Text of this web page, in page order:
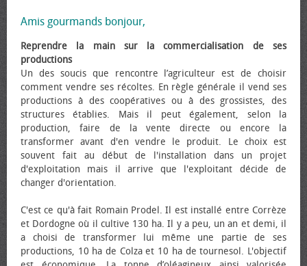
Amis gourmands bonjour,
Reprendre la main sur la commercialisation de ses
productions
Un des soucis que rencontre l’agriculteur est de choisir
comment vendre ses récoltes. En règle générale il vend ses
productions à des coopératives ou à des grossistes, des
structures établies. Mais il peut également, selon la
production, faire de la vente directe ou encore la
transformer avant d'en vendre le produit. Le choix est
souvent fait au début de l'installation dans un projet
d'exploitation mais il arrive que l'exploitant décide de
changer d'orientation.
C'est ce qu'à fait Romain Prodel. Il est installé entre Corrèze
et Dordogne où il cultive 130 ha. Il y a peu, un an et demi, il
a choisi de transformer lui même une partie de ses
productions, 10 ha de Colza et 10 ha de tournesol. L'objectif